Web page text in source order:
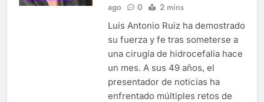
ago
0 2 mins
Luis Antonio Ruiz ha demostrado
su fuerza y fe tras someterse a
una cirugía de hidrocefalia hace
un mes. A sus 49 años, el
presentador de noticias ha
enfrentado múltiples retos de